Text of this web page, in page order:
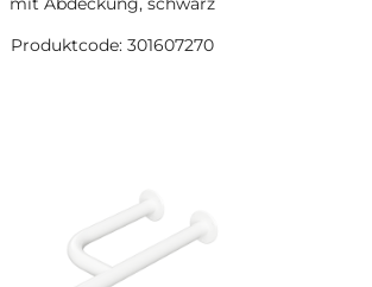
Produktcode: 301607270